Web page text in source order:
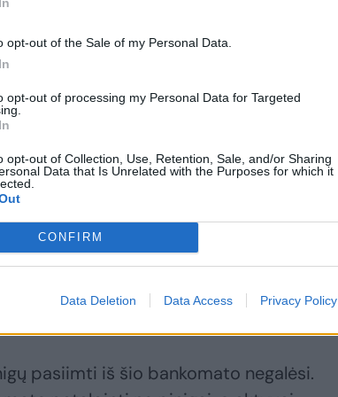
opt-out of the Sale of my Personal Data.
opt-out of processing my Personal Data for Targeted
opt-out of Collection, Use, Retention, Sale, and/or Sharing
Data that Is Unrelated with the Purposes for which it
CONFIRM
Data Deletion Data Access Privacy Policy
kartu su šeima sugebėjote
kuris dengia visas šeimos išlaidas.
puikiai suprantame – tokia dėžutė,
kad bankomatas, kurį įprastai
kažkas panašaus į mūsų šeimos
skirtumai. Pavyzdžiui, tam kad
pinigų, turi nuolatos dirbti. Po
tam tikra pinigų suma,
pasiimti iš šio bankomato negalėsi.